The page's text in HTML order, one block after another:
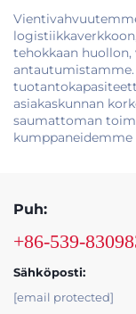
tehokkaan
asiakaskunnan
saumattoman
kumppaneidemme
Puh:
+86-539-
Sähköposti:
[email protected]